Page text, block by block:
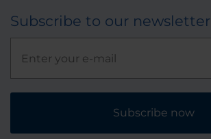
Subscribe to our newsletter
Subscribe now